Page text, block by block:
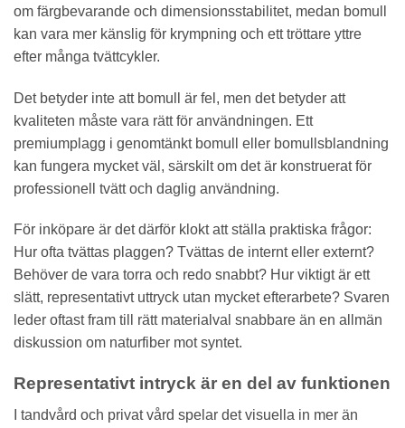
om färgbevarande och dimensionsstabilitet, medan bomull
kan vara mer känslig för krympning och ett tröttare yttre
efter många tvättcykler.
Det betyder inte att bomull är fel, men det betyder att
kvaliteten måste vara rätt för användningen. Ett
premiumplagg i genomtänkt bomull eller bomullsblandning
kan fungera mycket väl, särskilt om det är konstruerat för
professionell tvätt och daglig användning.
För inköpare är det därför klokt att ställa praktiska frågor:
Hur ofta tvättas plaggen? Tvättas de internt eller externt?
Behöver de vara torra och redo snabbt? Hur viktigt är ett
slätt, representativt uttryck utan mycket efterarbete? Svaren
leder oftast fram till rätt materialval snabbare än en allmän
diskussion om naturfiber mot syntet.
Representativt intryck är en del av funktionen
I tandvård och privat vård spelar det visuella in mer än